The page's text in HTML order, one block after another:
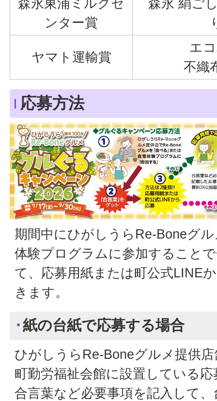
森永東浦ミルクセ
ンター賞
森永 絹ご
ヤマト運輸賞
エ
不織
応募方法
期間中にひがしうらRe-Boneグ
体験プログラムに参加すること
て、応募用紙または町公式LINE
きます。
紙の台紙で応募する場合
ひがしうらRe-Boneグルメ提供
町勤労福祉会館に設置している
合言葉など必要事項を記入して